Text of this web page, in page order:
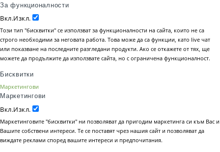
За функционалности
Вкл.Изкл.
Този тип "бисквитки" се използват за функционалности на сайта, които не са
строго необходими за неговата работа. Това може да са функции, като live чат
или показване на последните разгледани продукти. Ако се откажете от тях, ще
можете да продължите да използвате сайта, но с ограничена функционалност.
Бисквитки
Маркетингови
Маркетингови
Вкл.Изкл.
Маркетинговите "бисквитки" ни позволяват да пригодим маркетинга си към Вас и
Вашите собствени интереси. Те се поставят чрез нашия сайт и позволяват да
виждате реклами според вашите интереси и предпочитания.